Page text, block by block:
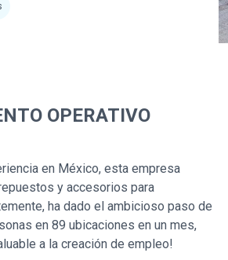
OPERATIVO
en México, esta empresa
y accesorios para
ha dado el ambicioso paso de
en 89 ubicaciones en un mes,
a la creación de empleo!